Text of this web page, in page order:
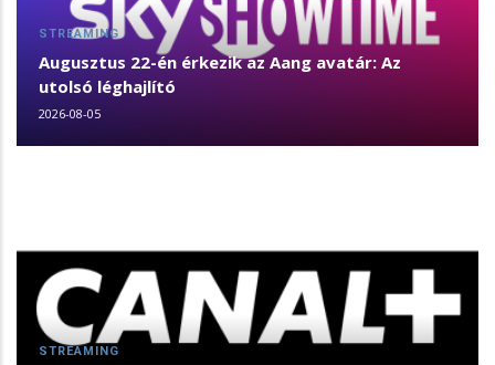
STREAMING
Augusztus 22-én érkezik az Aang avatár: Az
utolsó léghajlító
2026-08-05
STREAMING